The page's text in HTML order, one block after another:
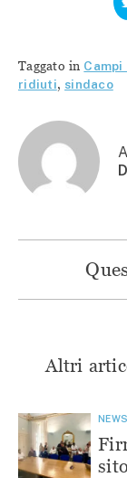
Taggato in Campi
ridiuti, sindaco
Altri
NEWS